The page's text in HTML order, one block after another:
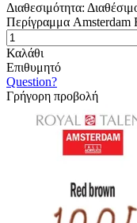
Διαθεσιμότητα:
Περίγραμμα Amsterdam
Καλάθι
Επιθυμητό
Question?
Γρήγορη προβολή